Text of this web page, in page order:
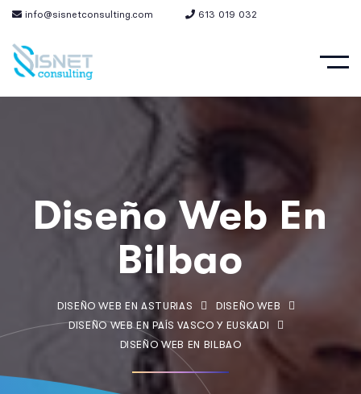
info@sisnetconsulting.com 613 019 032
Diseño Web En
Bilbao
DISEÑO WEB EN ASTURIAS
DISEÑO WEB
DISEÑO WEB EN PAÍS VASCO Y EUSKADI
DISEÑO WEB EN BILBAO